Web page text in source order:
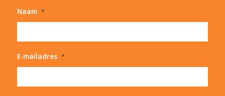
Naam *
E-mailadres *